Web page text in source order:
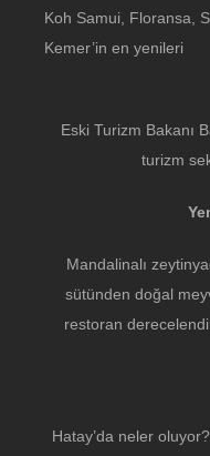
Koh Samui, Floransa,
Kemer’in en yenileri
Eski Turizm Bakanı
turizm
Mandalinalı
sütünden doğal
restoran
Hatay’da neler